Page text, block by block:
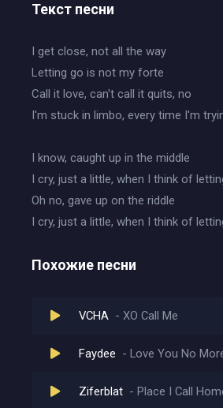
Текст песни
I get close, not all the way
Letting go is not my forte
Call it love, can't call it quits, no
I'm stuck in limbo, every time I'm
I know, caught up in the middle
I cry, just a little, when I think of
Oh no, gave up on the riddle
I cry, just a little, when I think of
Похожие песни
VCHA XO Call Me
Faydee Love You No
Ziferblat Place I Call